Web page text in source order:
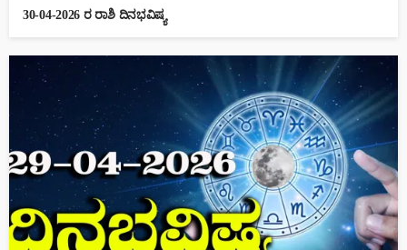
30-04-2026 ರ ರಾಶಿ ದಿನಭವಿಷ್ಯ